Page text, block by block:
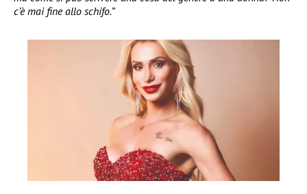
c’è mai fine allo schifo.”